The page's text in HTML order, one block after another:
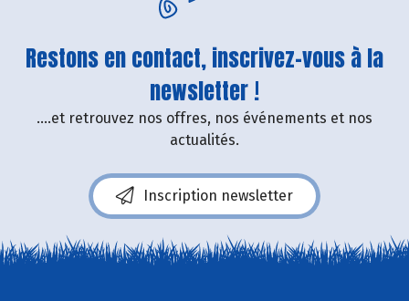
Restons en contact, inscrivez-vous à la
newsletter !
....et retrouvez nos offres, nos événements et nos
actualités.
Inscription newsletter